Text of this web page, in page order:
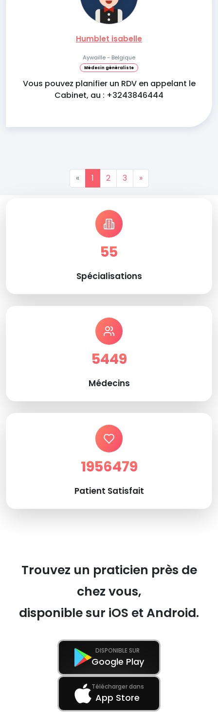
Humblet isabelle
Aywaille - Belgique
Médecin généraliste
Vous pouvez planifier un RDV en appelant le
Cabinet, au : +3243846444
« 1 2 3 »
55
Spécialisations
5449
Médecins
1956479
Patient Satisfait
Trouvez un praticien près de
chez vous,
disponible sur iOS et Android.
DISPONIBLE SUR
Google Play
Télécharger dans
App Store